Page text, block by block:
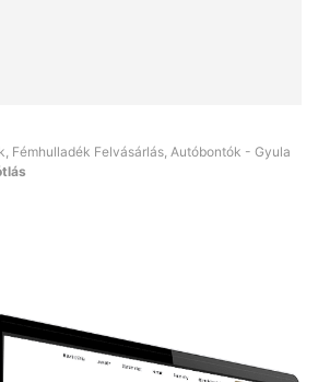
Fémhulladék Felvásárlás, Autóbontók - Gyula